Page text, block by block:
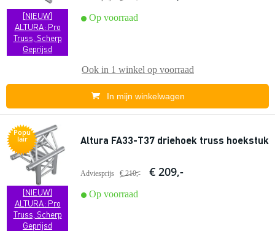
[NIEUW]
ALTURA: Pro
Truss, Scherp
Geprijsd
Op voorraad
Ook in 1 winkel op voorraad
In mijn winkelwagen
Popu
lair
[NIEUW]
ALTURA: Pro
Truss, Scherp
Geprijsd
Altura FA33-T37 driehoek truss hoekstuk
Adviesprijs € 210,- € 209,-
Op voorraad